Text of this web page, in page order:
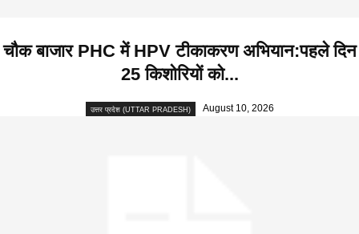
चौक बाजार PHC में HPV टीकाकरण अभियान:पहले दिन
25 किशोरियों को...
उत्तर प्रदेश (UTTAR PRADESH) August 10, 2026